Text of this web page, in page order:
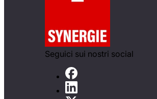
Seguici sui nostri social